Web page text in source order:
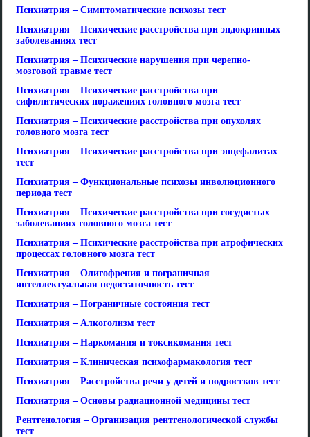
Психиатрия – Симптоматические психозы тест
Психиатрия – Психические расстройства при эндокринных
заболеваниях тест
Психиатрия – Психические нарушения при черепно-
мозговой травме тест
Психиатрия – Психические расстройства при
сифилитических поражениях головного мозга тест
Психиатрия – Психические расстройства при опухолях
головного мозга тест
Психиатрия – Психические расстройства при энцефалитах
тест
Психиатрия – Функциональные психозы инволюционного
периода тест
Психиатрия – Психические расстройства при сосудистых
заболеваниях головного мозга тест
Психиатрия – Психические расстройства при атрофических
процессах головного мозга тест
Психиатрия – Олигофрения и пограничная
интеллектуальная недостаточность тест
Психиатрия – Пограничные состояния тест
Психиатрия – Алкоголизм тест
Психиатрия – Наркомания и токсикомания тест
Психиатрия – Клиническая психофармакология тест
Психиатрия – Расстройства речи у детей и подростков тест
Психиатрия – Основы радиационной медицины тест
Рентгенология – Организация рентгенологической службы
тест